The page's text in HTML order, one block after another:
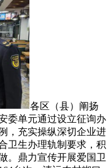
各区（县）阐扬
委单元通过设立征询办
，充实操纵深切企业进
卫生办理轨制要求，积
。鼎力宣传开展爱国卫